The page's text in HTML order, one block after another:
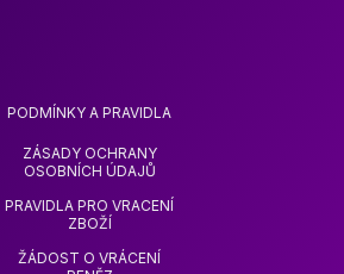
PODMÍNKY A PRAVIDLA
ZÁSADY OCHRANY
OSOBNÍCH ÚDAJŮ
PRAVIDLA PRO VRACENÍ
ZBOŽÍ
ŽÁDOST O VRÁCENÍ